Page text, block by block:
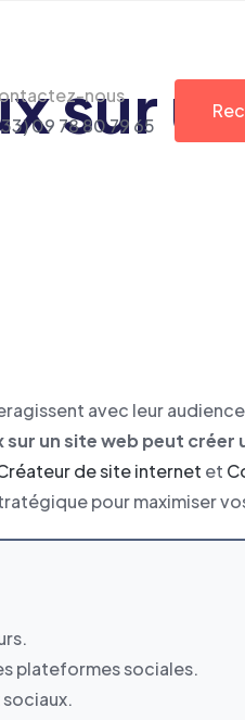
nous
09 78 80 79 65
sur
avec leur
un site web peut créer
de site internet et
pour maximiser
plateformes sociales.